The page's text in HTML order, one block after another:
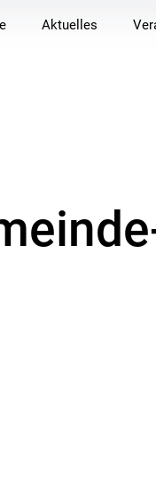
Aktuelles